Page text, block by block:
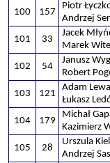
100
157
Piotr
Andrzej
101 33
Jacek
Marek
102
54
Janusz
Robert
103
121
Adam
Łukasz
104
179
Michał
Kazimierz
105 28
Urszula
Andrzej